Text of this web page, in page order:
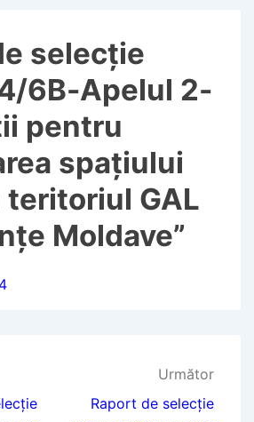
selecție
6B-Apelul 2-
pentru
spațiului
teritoriul GAL
Moldave”
Următor
Raport de selecție